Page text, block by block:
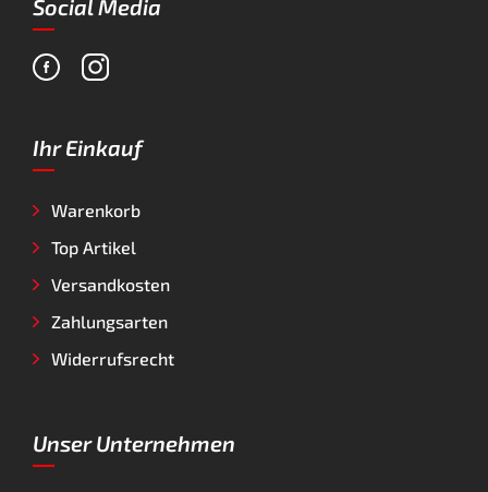
Social Media
Ihr Einkauf
Warenkorb
Top Artikel
Versandkosten
Zahlungsarten
Widerrufsrecht
Unser Unternehmen